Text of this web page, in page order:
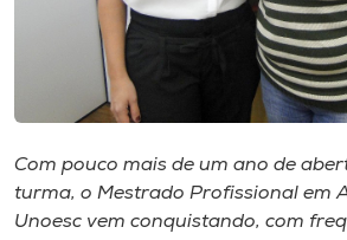
Selecione
o idioma
Com pouco mais de um ano de
turma, o Mestrado Profissional em
Unoesc vem conquistando, com